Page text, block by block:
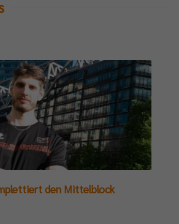
den Mittelblock